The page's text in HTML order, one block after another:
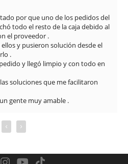
por que uno de los pedidos del
todo el resto de la caja debido al
el proveedor .
y pusieron solución desde el
.
y llegó limpio y con todo en
soluciones que me facilitaron
gente muy amable .
‹ ›